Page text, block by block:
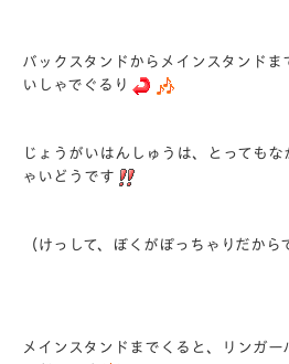
バックスタンドからメインスタンド
いしゃでぐるり
じょうがいはんしゅうは、とっても
ゃいどうです
（けっして、ぼくがぽっちゃりだから
メインスタンドまでくると、リンガ